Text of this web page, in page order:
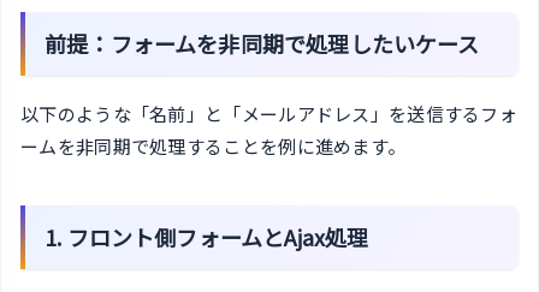
前提：フォームを非同期で処理したいケース
以下のような「名前」と「メールアドレス」を送信するフォ
ームを非同期で処理することを例に進めます。
1. フロント側フォームとAjax処理